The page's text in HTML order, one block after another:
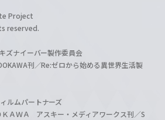
Project
reserved.
ズナイーバー製作委員会
刊／Re:ゼロから始める異世界生活製
ルムパートナーズ
ＡＷＡ アスキー・メディアワークス刊／S